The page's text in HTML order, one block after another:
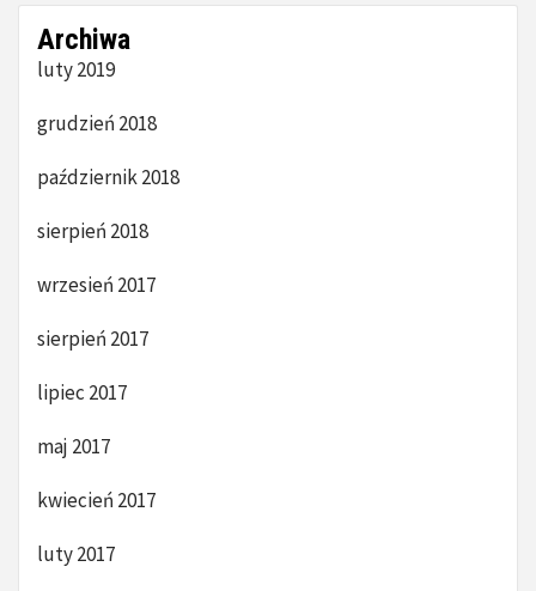
Archiwa
luty 2019
grudzień 2018
październik 2018
sierpień 2018
wrzesień 2017
sierpień 2017
lipiec 2017
maj 2017
kwiecień 2017
luty 2017